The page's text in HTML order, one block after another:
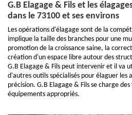
G.B Elagage & Fils et les
dans le 73100 et ses environs
Les opérations d'élagage sont de la
implique la taille des branches pour une
promotion de la croissance saine, la
création d'un espace libre autour des
G.B Elagage & Fils peut intervenir et il va
d'autres outils spécialisés pour élaguer
précision. G.B Elagage & Fils se charge
équipements appropriés.